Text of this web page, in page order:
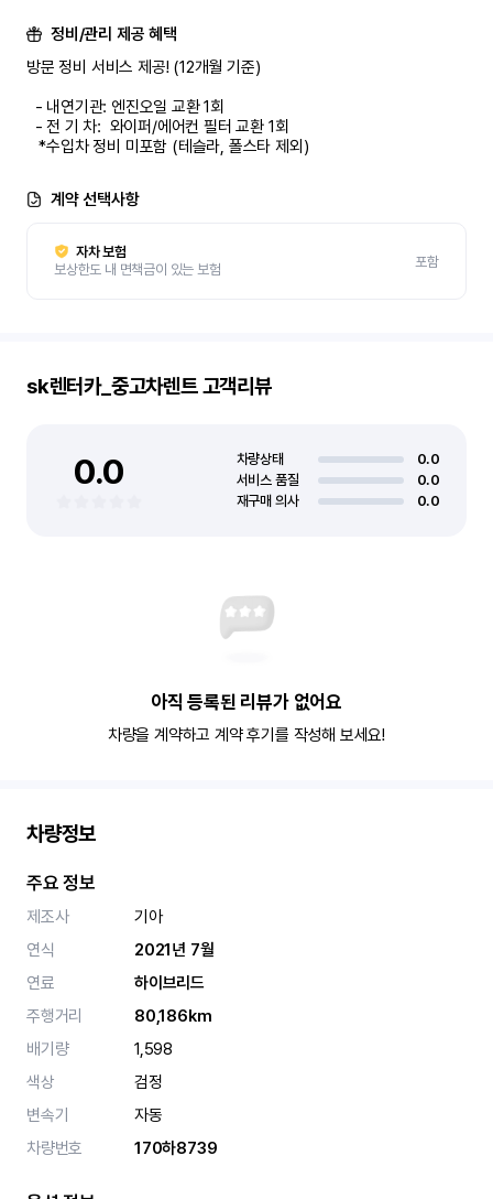
정비/관리 제공 혜택
방문 정비 서비스 제공! (12개월 기준)
   *수입차 정비 미포함 (테슬라, 폴스타 제외)
계약 선택사항
자차 보험
보상한도 내 면책금이 있는 보험
포함
sk렌터카_중고차렌트고객리뷰
0.0 차량상태
0.0
서비스 품질
0.0
재구매 의사
0.0
아직 등록된 리뷰가 없어요
차량을 계약하고 계약 후기를 작성해 보세요!
차량정보
주요 정보
제조사
기아
연식
2021년 7월
연료
하이브리드
주행거리
80,186km
배기량
1,598
색상
검정
변속기
자동
차량번호
170하8739